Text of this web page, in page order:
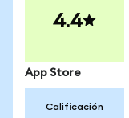
4.4
App Store
Calificación